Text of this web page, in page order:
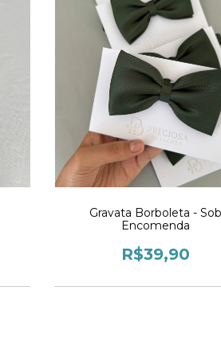
Gravata Borboleta - Sob
Encomenda
R$39,90